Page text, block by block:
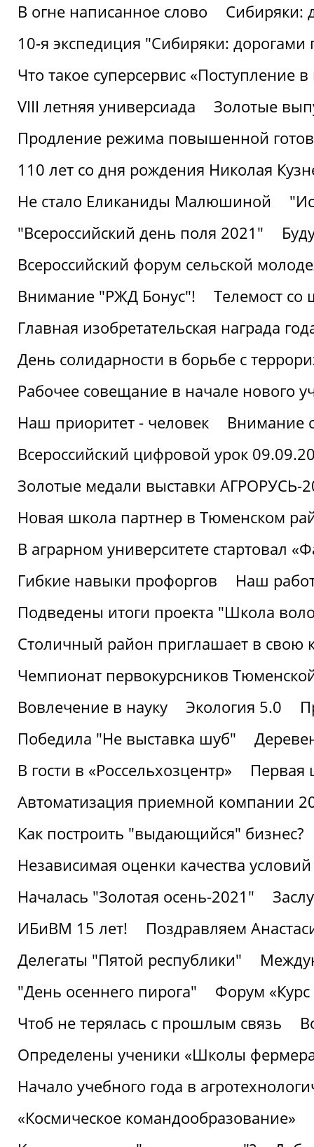
В огне написанное слово
Сибиряки:
10-я экспедиция "Сибиряки: дорогами
Что такое суперсервис «Поступление
VIII летняя универсиада
Золотые
Продление режима повышенной
110 лет со дня рождения Николая
Не стало Еликаниды Малюшиной
"Всероссийский день поля 2021"
Всероссийский форум сельской
Внимание "РЖД Бонус"!
Телемост
Главная изобретательская награда
День солидарности в борьбе с
Рабочее совещание в начале нового
Наш приоритет - человек
Внимание
Всероссийский цифровой урок
Золотые медали выставки АГРОРУСЬ-
Новая школа партнер в Тюменском
В аграрном университете стартовал
Гибкие навыки профоргов
Наш
Подведены итоги проекта "Школа
Столичный район приглашает в свою
Чемпионат первокурсников
Вовлечение в науку
Экология 5.0
Победила "Не выставка шуб"
В гости в «Россельхозцентр»
Первая
Автоматизация приемной компании
Как построить "выдающийся" бизнес?
Независимая оценки качества
Началась "Золотая осень-2021"
ИБиВМ 15 лет!
Поздравляем
Делегаты "Пятой республики"
"День осеннего пирога"
Форум «Курс
Чтоб не терялась с прошлым связь
Определены ученики «Школы
Начало учебного года в
«Космическое командообразование»